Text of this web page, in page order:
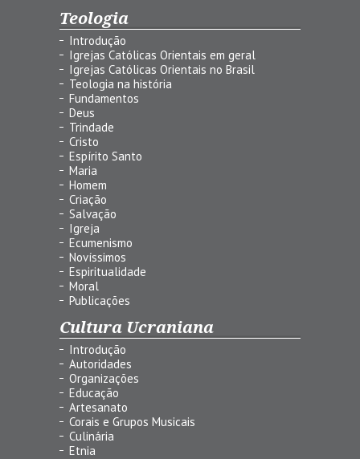
Teologia
Introdução
Igrejas Católicas Orientais em geral
Igrejas Católicas Orientais no Brasil
Teologia na história
Fundamentos
Deus
Trindade
Cristo
Espírito Santo
Maria
Homem
Criação
Salvação
Igreja
Ecumenismo
Novíssimos
Espiritualidade
Moral
Publicações
Cultura Ucraniana
Introdução
Autoridades
Organizações
Educação
Artesanato
Corais e Grupos Musicais
Culinária
Etnia